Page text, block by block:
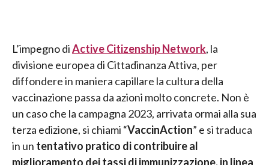
L’impegno diActive Citizenship Network, la
divisione europea di Cittadinanza Attiva, per
diffondere in maniera capillare la cultura della
vaccinazione passa da azioni molto concrete. Non è
un caso che la campagna 2023, arrivata ormai alla sua
terza edizione, si chiami “VaccinAction” e si traduca
in un tentativo pratico di contribuire al
miglioramento dei tassi di immunizzazione, in linea